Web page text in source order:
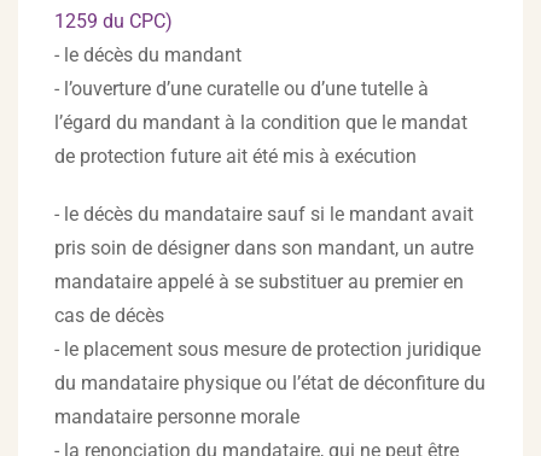
1259 du CPC)
- le décès du mandant
- l’ouverture d’une curatelle ou d’une tutelle à
l’égard du mandant à la condition que le mandat
de protection future ait été mis à exécution
- le décès du mandataire sauf si le mandant avait
pris soin de désigner dans son mandant, un autre
mandataire appelé à se substituer au premier en
cas de décès
- le placement sous mesure de protection juridique
du mandataire physique ou l’état de déconfiture du
mandataire personne morale
- la renonciation du mandataire, qui ne peut être